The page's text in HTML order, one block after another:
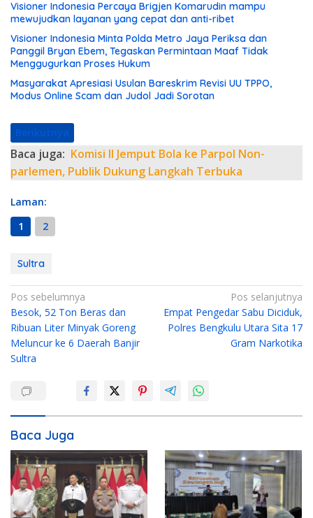
Visioner Indonesia Percaya Brigjen Komarudin mampu
mewujudkan layanan yang cepat dan anti-ribet
Visioner Indonesia Minta Polda Metro Jaya Periksa dan
Panggil Bryan Ebem, Tegaskan Permintaan Maaf Tidak
Menggugurkan Proses Hukum
Masyarakat Apresiasi Usulan Bareskrim Revisi UU TPPO,
Modus Online Scam dan Judol Jadi Sorotan
Berikutnya
Baca juga: Komisi II Jemput Bola ke Parpol Non-
parlemen, Publik Dukung Langkah Terbuka
Laman:
1
2
Sultra
N
a
v
i
s
i
p
o
s
Pos sebelumnya
Besok, 52 Ton Beras dan
Ribuan Liter Minyak Goreng
Meluncur ke 6 Daerah Banjir
Sultra
Pos selanjutnya
Empat Pengedar Sabu Diciduk,
Polres Bengkulu Utara Sita 17
Gram Narkotika
Baca Juga